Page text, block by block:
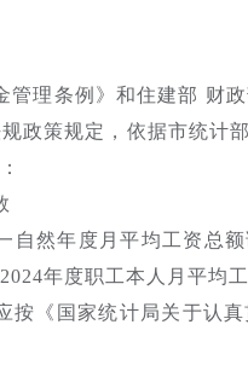
管理条例》和住建部 财
政策规定，依据市统计
自然年度月平均工资总
年度职工本人月平均
按《国家统计局关于认